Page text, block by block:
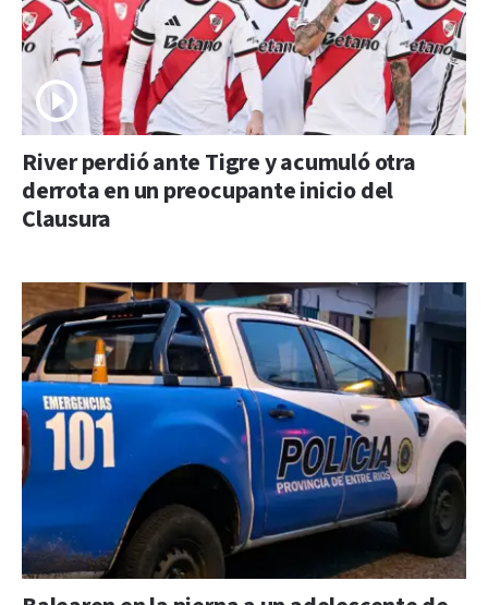
River perdió ante Tigre y acumuló otra
derrota en un preocupante inicio del
Clausura